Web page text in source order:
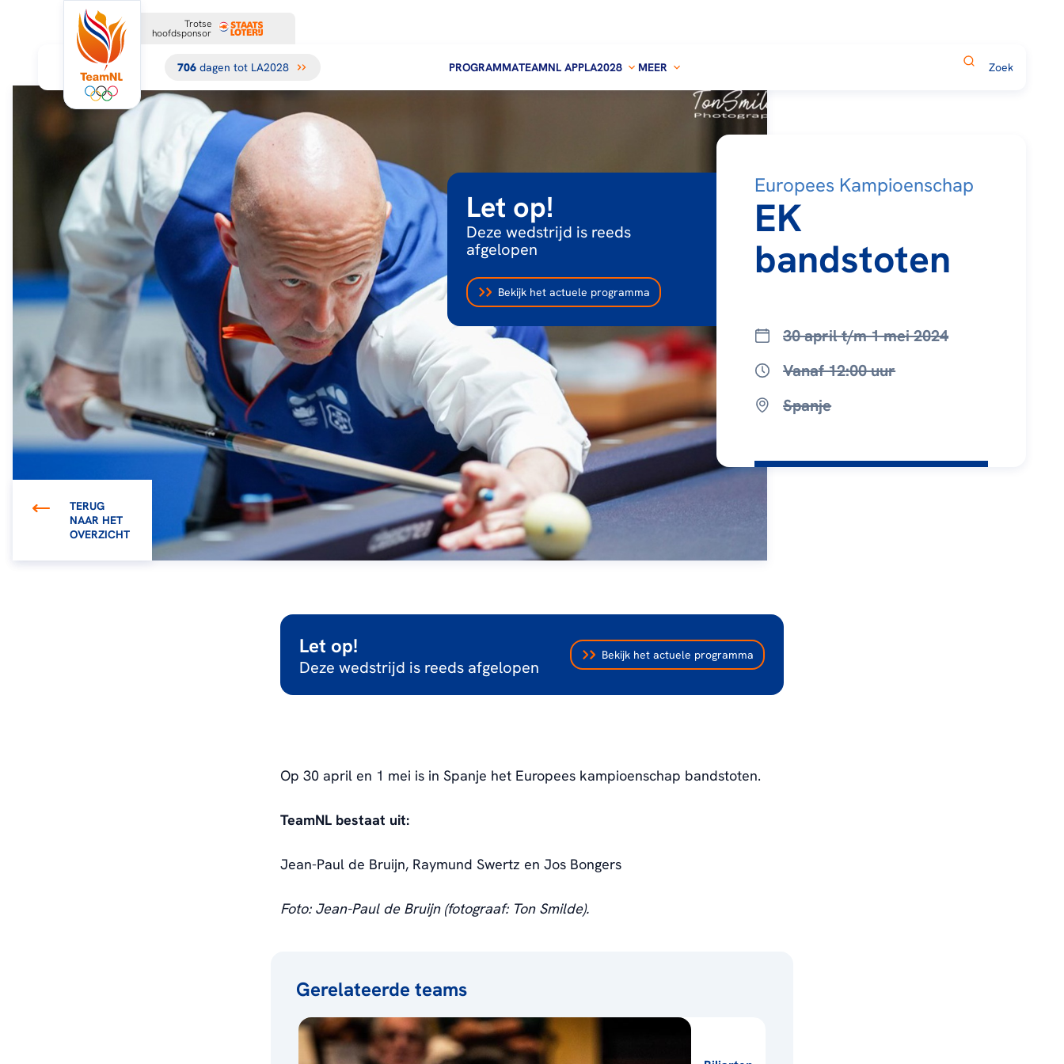
Trotse
hoofdsponsor
706 dagen tot LA2028 PROGRAMMATEAMNL APPLA2028 MEER
TERUG
NAAR HET
OVERZICHT
Let op!
Deze wedstrijd is reeds
afgelopen
Bekijk het actuele programma
Europees Kampioenschap
EK
bandstoten
30 april t/m 1 mei 2024
Vanaf 12:00 uur
Spanje
Let op!
Deze wedstrijd is reeds afgelopen
Bekijk het actuele programma
Op 30 april en 1 mei is in Spanje het Europees kampioenschap bandstoten.
TeamNL bestaat uit:
Jean-Paul de Bruijn, Raymund Swertz en Jos Bongers
Foto: Jean-Paul de Bruijn (fotograaf: Ton Smilde).
Gerelateerde teams